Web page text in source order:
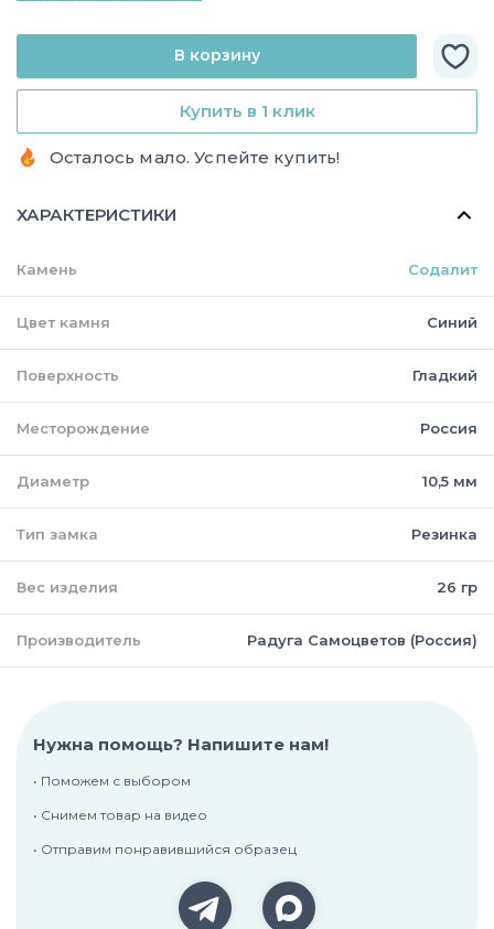
Купить в 1 клик
В корзину
Осталось мало. Успейте купить!
ХАРАКТЕРИСТИКИ
Камень Содалит
Цвет камня Синий
Поверхность Гладкий
Месторождение Россия
Диаметр 10,5 мм
Тип замка Резинка
Вес изделия 26 гр
Производитель Радуга Самоцветов (Россия)
Нужна помощь? Напишите нам!
• Поможем с выбором
• Снимем товар на видео
• Отправим понравившийся образец